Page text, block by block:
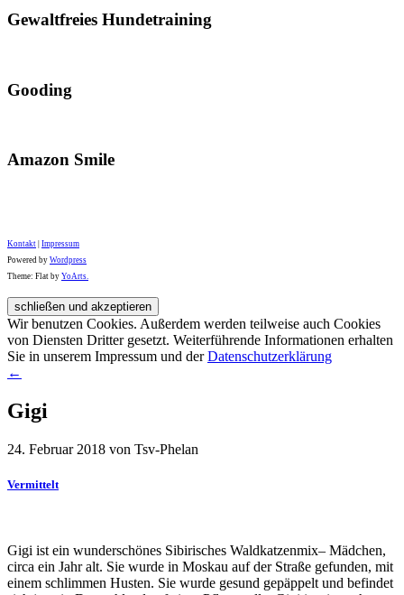
Gewaltfreies Hundetraining
Gooding
Amazon Smile
Kontakt Impressum
Powered by Wordpress
Theme: Flat by YoArts.
Wir benutzen Cookies. Außerdem werden teilweise auch Cookies
von Diensten Dritter gesetzt. Weiterführende Informationen erhalten
Sie in unserem Impressum und derDatenschutzerklärung
←
Gigi
24. Februar 2018 von Tsv-Phelan
Vermittelt
Gigi ist ein wunderschönes Sibirisches Waldkatzenmix– Mädchen,
circa ein Jahr alt. Sie wurde in Moskau auf der Straße gefunden, mit
einem schlimmen Husten. Sie wurde gesund gepäppelt und befindet